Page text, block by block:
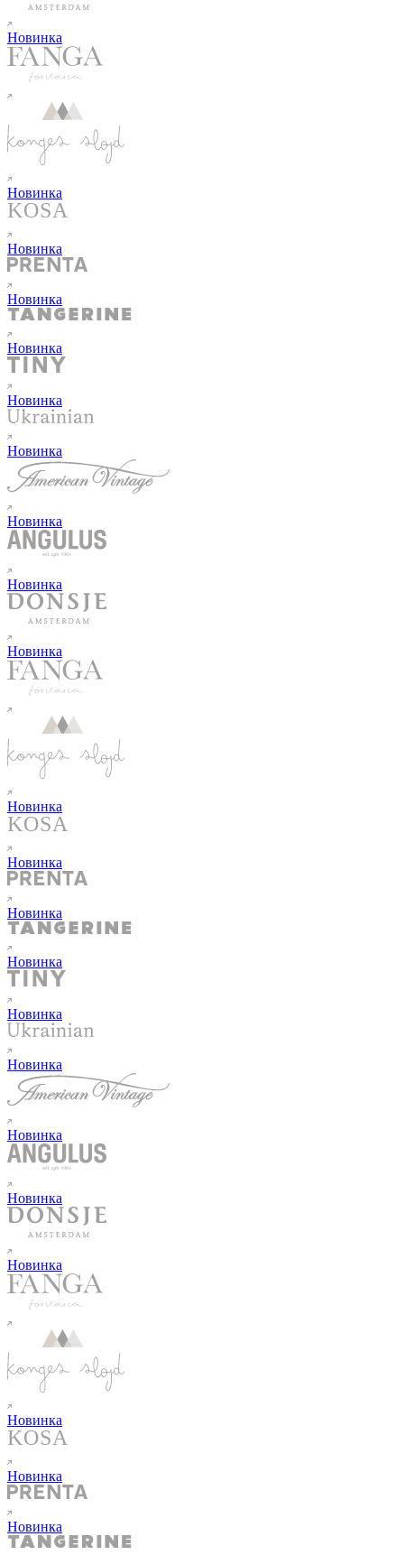
Новинка
Новинка
Новинка
Новинка
Новинка
Новинка
Новинка
Новинка
Новинка
Новинка
Новинка
Новинка
Новинка
Новинка
Новинка
Новинка
Новинка
Новинка
Новинка
Новинка
Новинка
Новинка